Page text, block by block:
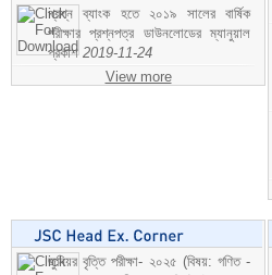
প্রশ্ন ব্যাংক হতে ২০১৯ সালের বার্ষিক
পরীক্ষার প্রশ্নপত্র ডাউনলোডের ম্যানুয়াল
প্রকাশ 2019-11-24
View more
জুনিয়র বৃত্তি পরীক্ষা- ২০২৫ (বিষয়: গণিত -